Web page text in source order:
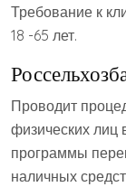
Требование к
18 -65 лет.
Проводит
физических лиц
программы
наличных